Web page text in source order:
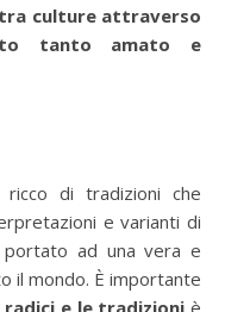
culture attraverso
tanto amato e
di tradizioni che
e varianti di
ad una vera e
il mondo. È importante
e le tradizioni è